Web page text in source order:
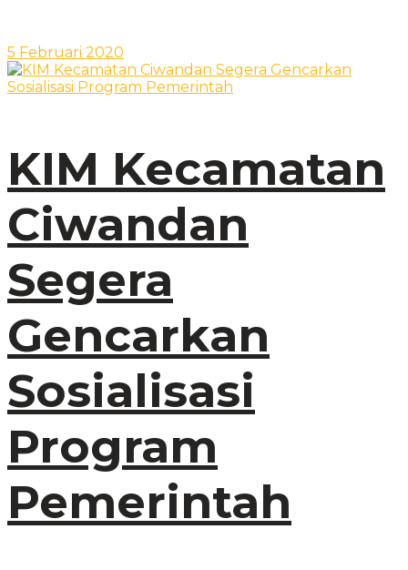
5 Februari 2020
KIM Kecamatan
Ciwandan
Segera
Gencarkan
Sosialisasi
Program
Pemerintah